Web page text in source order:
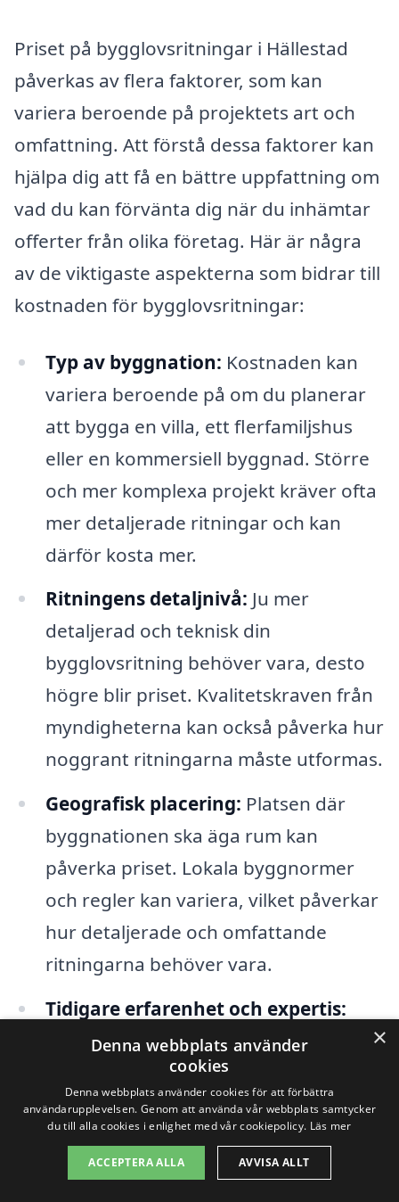
Priset på bygglovsritningar i Hällestad
påverkas av flera faktorer, som kan
variera beroende på projektets art och
omfattning. Att förstå dessa faktorer kan
hjälpa dig att få en bättre uppfattning om
vad du kan förvänta dig när du inhämtar
offerter från olika företag. Här är några
av de viktigaste aspekterna som bidrar till
kostnaden för bygglovsritningar:
Typ av byggnation: Kostnaden kan
variera beroende på om du planerar
att bygga en villa, ett flerfamiljshus
eller en kommersiell byggnad. Större
och mer komplexa projekt kräver ofta
mer detaljerade ritningar och kan
därför kosta mer.
Ritningens detaljnivå: Ju mer
detaljerad och teknisk din
bygglovsritning behöver vara, desto
högre blir priset. Kvalitetskraven från
myndigheterna kan också påverka hur
noggrant ritningarna måste utformas.
Geografisk placering: Platsen där
byggnationen ska äga rum kan
påverka priset. Lokala byggnormer
och regler kan variera, vilket påverkar
hur detaljerade och omfattande
ritningarna behöver vara.
Tidigare erfarenhet och expertis:
Företag med lång erfarenhet och ett
gott rykte kan ta ut högre priser för
sina tjänster. Det kan dock vara värt
det, då dessa företag ofta erbjuder
högre kvalitet och bättre stöd genom
×
Denna webbplats använder
cookies
Denna webbplats använder cookies för att förbättra
användarupplevelsen. Genom att använda vår webbplats samtycker
du till alla cookies i enlighet med vår cookiepolicy. Läs mer
ACCEPTERA ALLA AVVISA ALLT